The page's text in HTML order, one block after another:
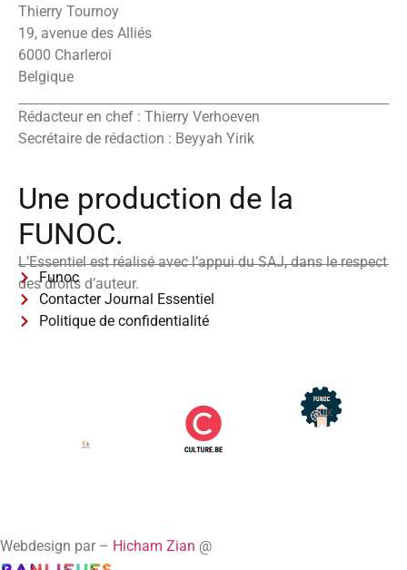
Thierry Tournoy
19, avenue des Alliés
6000 Charleroi
Belgique
Rédacteur en chef : Thierry Verhoeven
Secrétaire de rédaction : Beyyah Yirik
Une production de la
FUNOC.
L’Essentiel est réalisé avec l’appui du SAJ, dans le respect
des droits d’auteur.
Funoc
Contacter Journal Essentiel
Politique de confidentialité
Webdesign par – Hicham Zian @